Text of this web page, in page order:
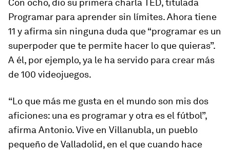
Con ocho, dio su primera charla TED, titulada
Programar para aprender sin límites. Ahora tiene
11 y afirma sin ninguna duda que “programar es un
superpoder que te permite hacer lo que quieras”.
A él, por ejemplo, ya le ha servido para crear más
de 100 videojuegos.
“Lo que más me gusta en el mundo son mis dos
aficiones: una es programar y otra es el fútbol”,
afirma Antonio. Vive en Villanubla, un pueblo
pequeño de Valladolid, en el que cuando hace